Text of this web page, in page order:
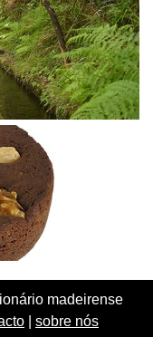
madeirense
sobre nós